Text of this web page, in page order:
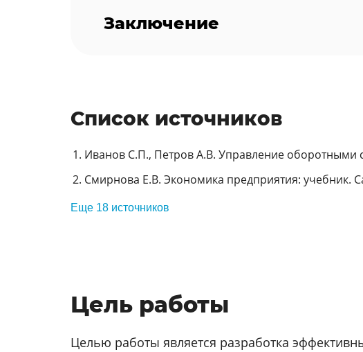
Заключение
Список источников
Иванов С.П., Петров А.В. Управление оборотными
Смирнова Е.В. Экономика предприятия: учебник.
Еще 18 источников
Цель работы
Целью работы является разработка